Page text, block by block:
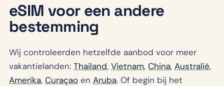
eSIM voor een andere
bestemming
Wij controleerden hetzelfde aanbod voor meer
vakantielanden: Thailand, Vietnam, China, Australië,
Amerika, Curaçao en Aruba. Of begin bij het